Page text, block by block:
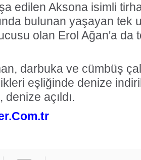
edilen Aksona isimli
bulunan yaşayan tek
olan Erol Ağan'a da
darbuka ve cümbüş
eşliğinde denize
açıldı.